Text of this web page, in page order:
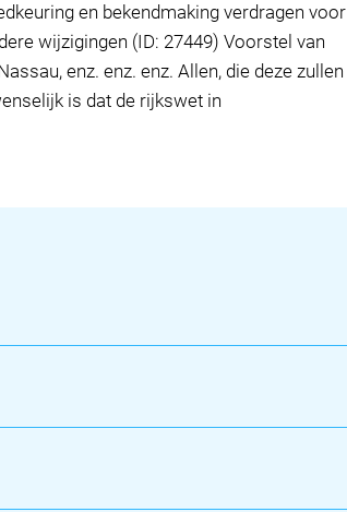
en bekendmaking verdragen voor
wijzigingen (ID: 27449) Voorstel van
enz. enz. enz. Allen, die deze zullen
is dat de rijkswet in